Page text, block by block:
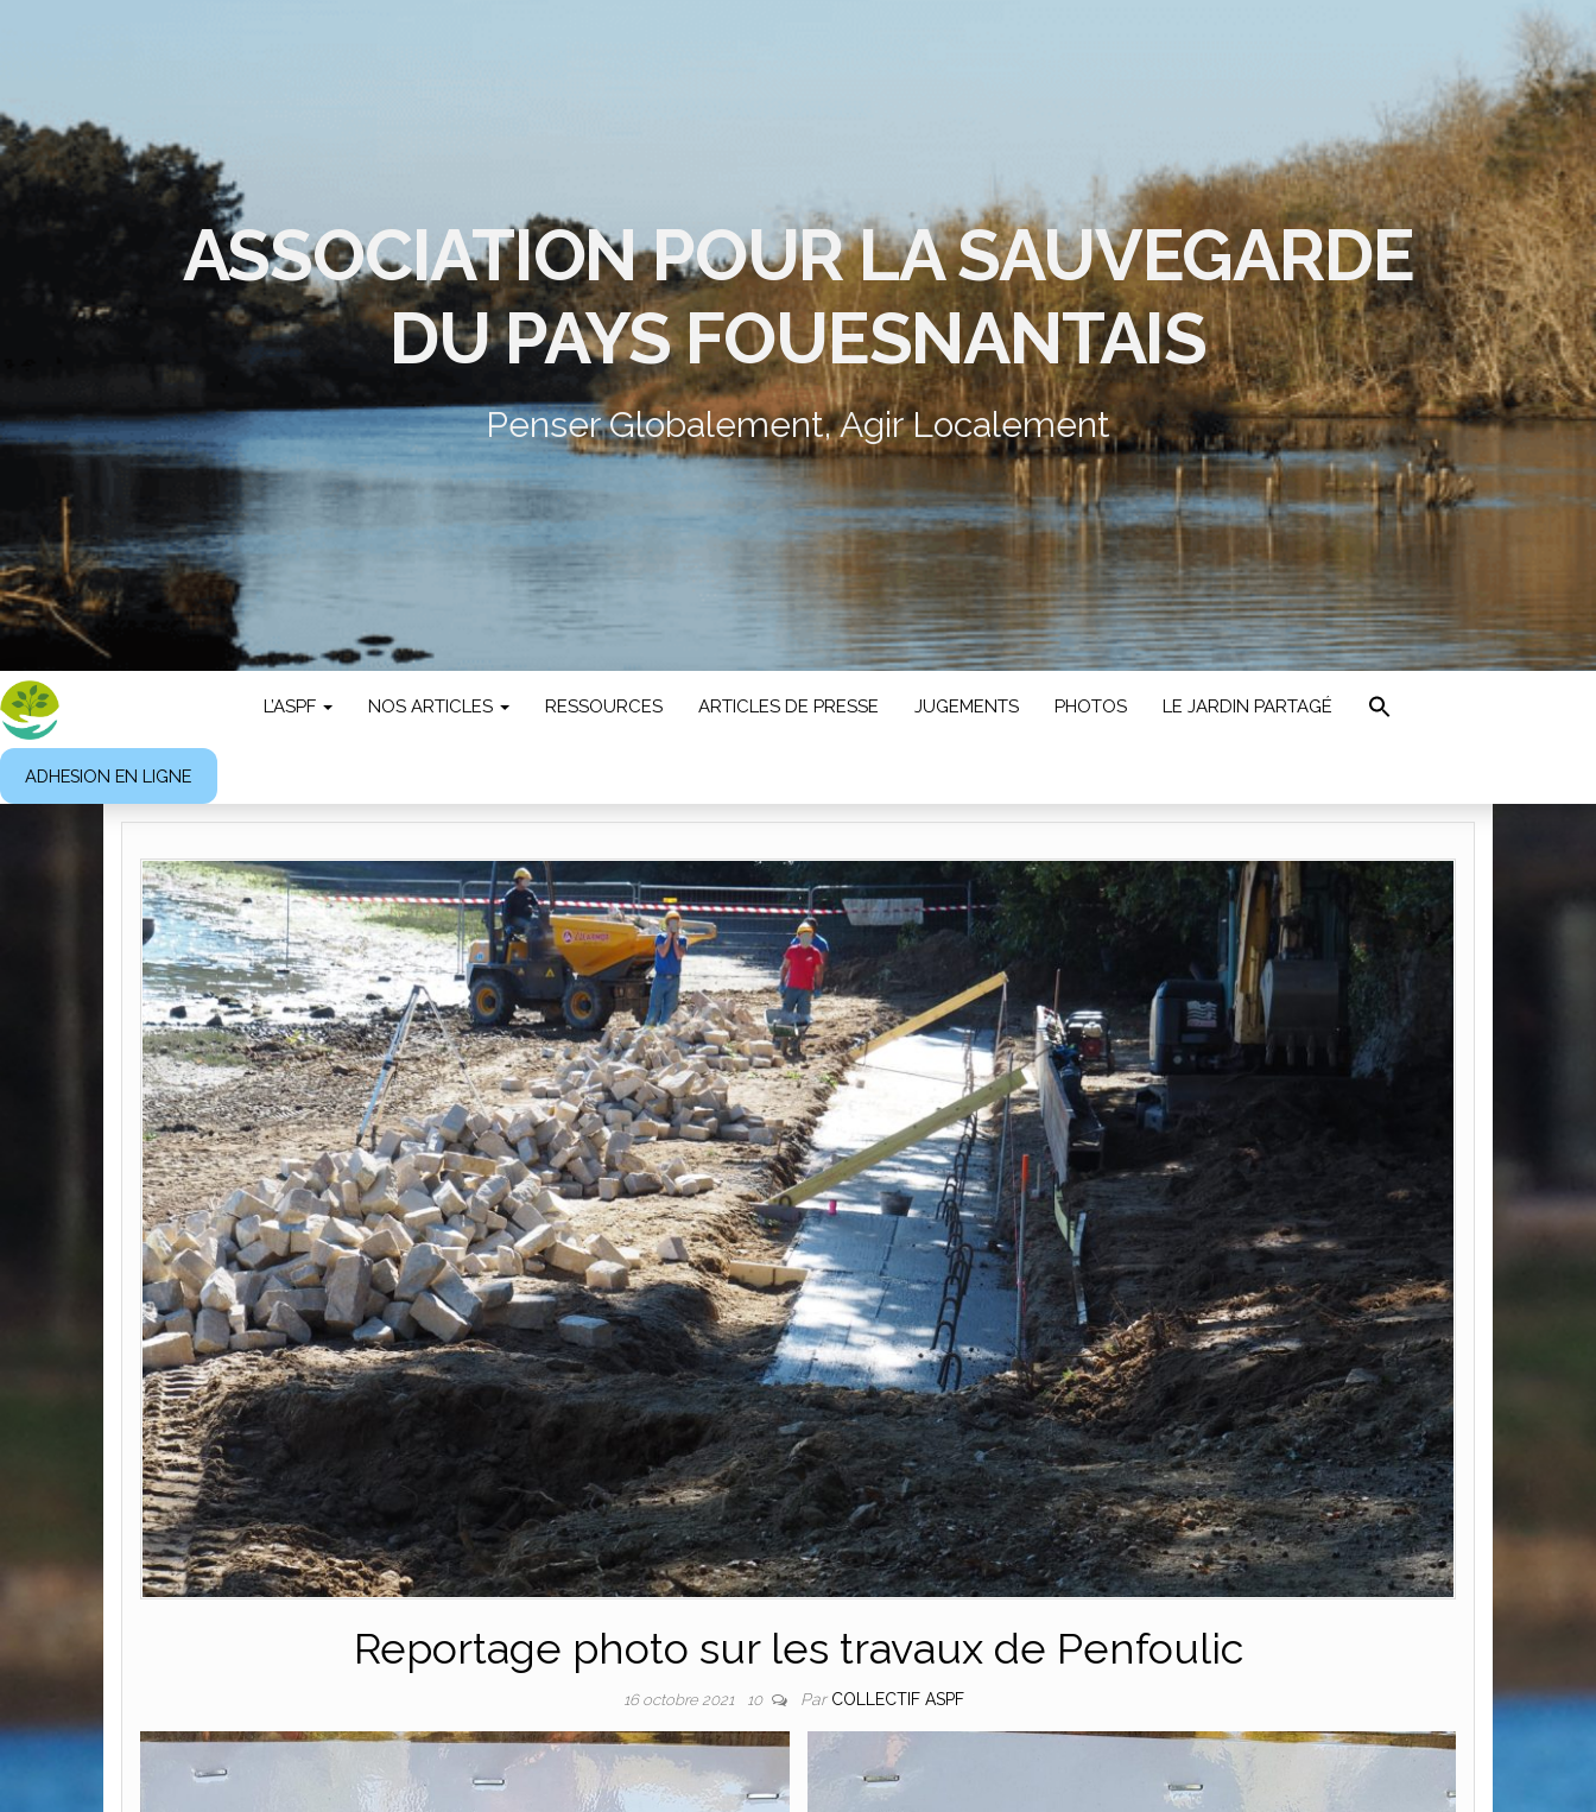
ASSOCIATION POUR LA SAUVEGARDE
DU PAYS FOUESNANTAIS
Penser Globalement, Agir Localement
L’ASPF NOS ARTICLES RESSOURCES ARTICLES DE PRESSE JUGEMENTS PHOTOS LE JARDIN PARTAGÉ
ADHESION EN LIGNE
Reportage photo sur les travaux de Penfoulic
16 octobre 2021 10 Par COLLECTIF ASPF